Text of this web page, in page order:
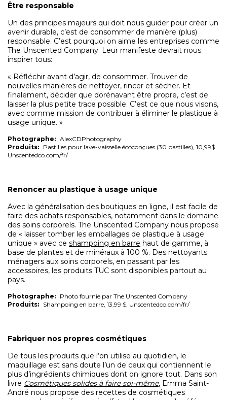
Être responsable
Un des principes majeurs qui doit nous guider pour créer un
avenir durable, c’est de consommer de manière (plus)
responsable. C’est pourquoi on aime les entreprises comme
The Unscented Company. Leur manifeste devrait nous
inspirer tous:
« Réfléchir avant d’agir, de consommer. Trouver de
nouvelles manières de nettoyer, rincer et sécher. Et
finalement, décider que dorénavant être propre, c’est de
laisser la plus petite trace possible. C’est ce que nous visons,
avec comme mission de contribuer à éliminer le plastique à
usage unique. »
Photographe: AlexCDPhotography
Produits: Pastilles pour lave-vaisselle écoconçues (30 pastilles), 10,99$.
Unscentedco.com/fr/
Renoncer au plastique à usage unique
Avec la généralisation des boutiques en ligne, il est facile de
faire des achats responsables, notamment dans le domaine
des soins corporels. The Unscented Company nous propose
de « laisser tomber les emballages de plastique à usage
unique » avec ce shampoing en barre haut de gamme, à
base de plantes et de minéraux à 100 %. Des nettoyants
ménagers aux soins corporels, en passant par les
accessoires, les produits TUC sont disponibles partout au
pays.
Photographe: Photo fournie par The Unscented Company
Produits: Shampoing en barre, 13,99 $. Unscentedco.com/fr/
Fabriquer nos propres cosmétiques
De tous les produits que l’on utilise au quotidien, le
maquillage est sans doute l’un de ceux qui contiennent le
plus d’ingrédients chimiques dont on ignore tout. Dans son
livre Cosmétiques solides à faire soi-même, Emma Saint-
André nous propose des recettes de cosmétiques